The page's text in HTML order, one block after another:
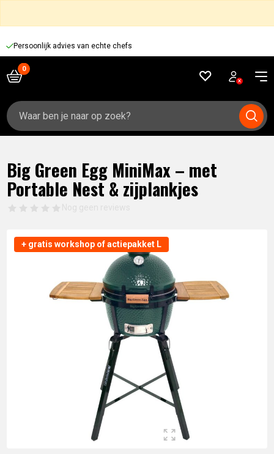
Persoonlijk advies van echte chefs
Zoeken
naar:
Big Green Egg MiniMax – met
Portable Nest & zijplankjes
+ gratis workshop of actiepakket L